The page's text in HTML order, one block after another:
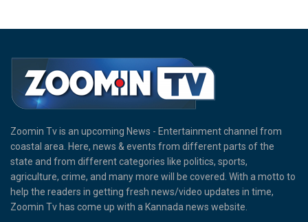
Zoomin Tv is an upcoming News - Entertainment channel from
coastal area. Here, news & events from different parts of the
state and from different categories like politics, sports,
agriculture, crime, and many more will be covered. With a motto to
help the readers in getting fresh news/video updates in time,
Zoomin Tv has come up with a Kannada news website.